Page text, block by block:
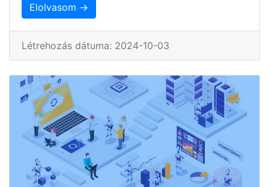
Elolvasom →
Létrehozás dátuma: 2024-10-03